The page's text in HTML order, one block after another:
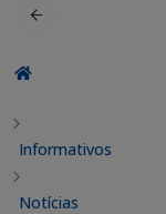
Informativos
Notícias